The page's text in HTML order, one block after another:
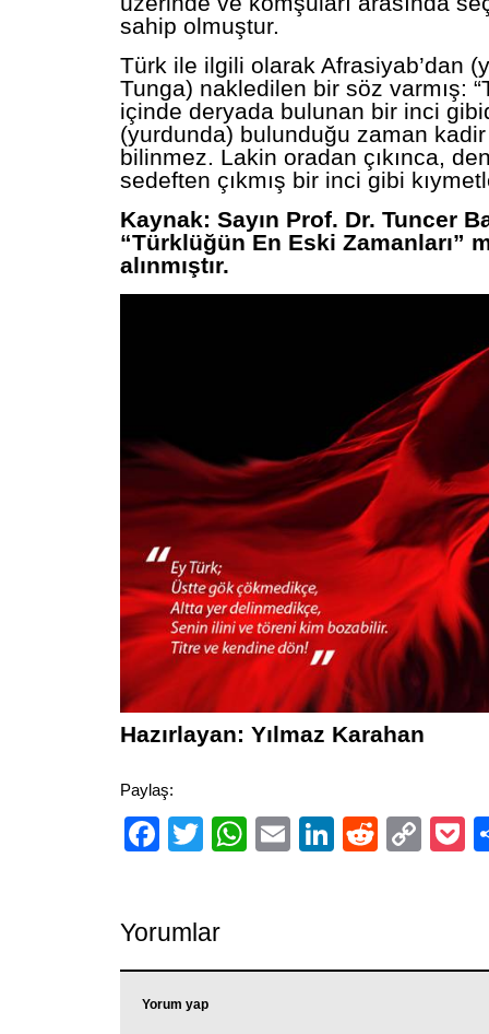
sahip olmuştur.
Türk ile ilgili olarak Afrasiyab’dan
Tunga) nakledilen bir söz varmış:
içinde deryada bulunan bir inci
(yurdunda) bulunduğu zaman kadir
bilinmez. Lakin oradan çıkınca,
sedeften çıkmış bir inci gibi
Kaynak: Sayın Prof. Dr. Tuncer
“Türklüğün En Eski Zamanları”
alınmıştır.
Hazırlayan: Yılmaz Karahan
Paylaş:
Facebook
TwitterWhatsApp
EmailLinkedIn
Reddit
Yorumlar
Yorum yap